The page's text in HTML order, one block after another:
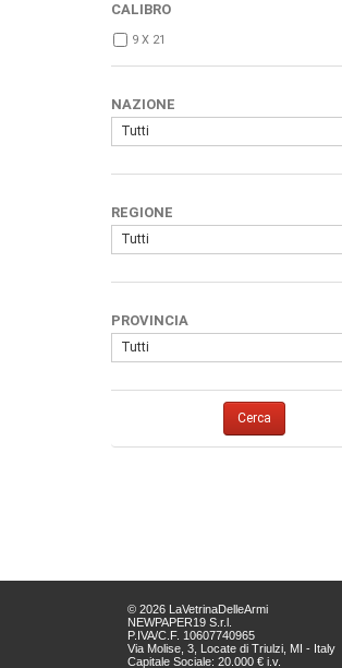
CALIBRO
9 X 21
NAZIONE
Tutti
REGIONE
Tutti
PROVINCIA
Tutti
Cerca
© 2026 LaVetrinaDelleArmi
NEWPAPER19 S.r.l.
P.IVA/C.F. 10607740965
Via Molise, 3, Locate di Triulzi, MI - Italy
Capitale Sociale: 20.000 € i.v.